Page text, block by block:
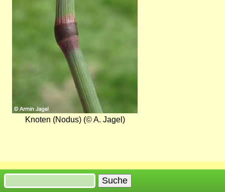
Knoten (Nodus) (© A. Jagel)
Suche